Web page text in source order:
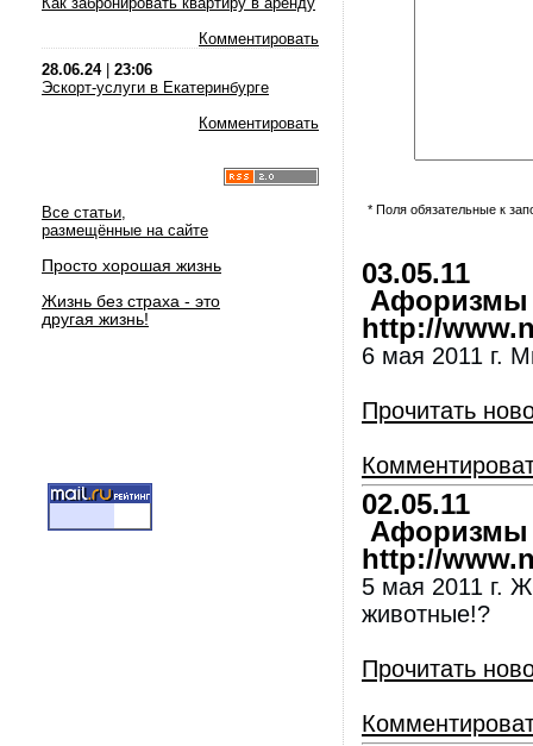
Комментировать
28.06.24| 23:06
Эскорт-услуги в Екатеринбурге
Комментировать
Все статьи,
размещённые на сайте
Просто хорошая жизнь
Жизнь без страха - это
другая жизнь!
* Поля обязательные к
03.05.11
Афоризмы
http://
6 мая 2011 г.
Прочитать
02.05.11
Афоризмы
http://
5 мая 2011 г.
животные!?
Прочитать